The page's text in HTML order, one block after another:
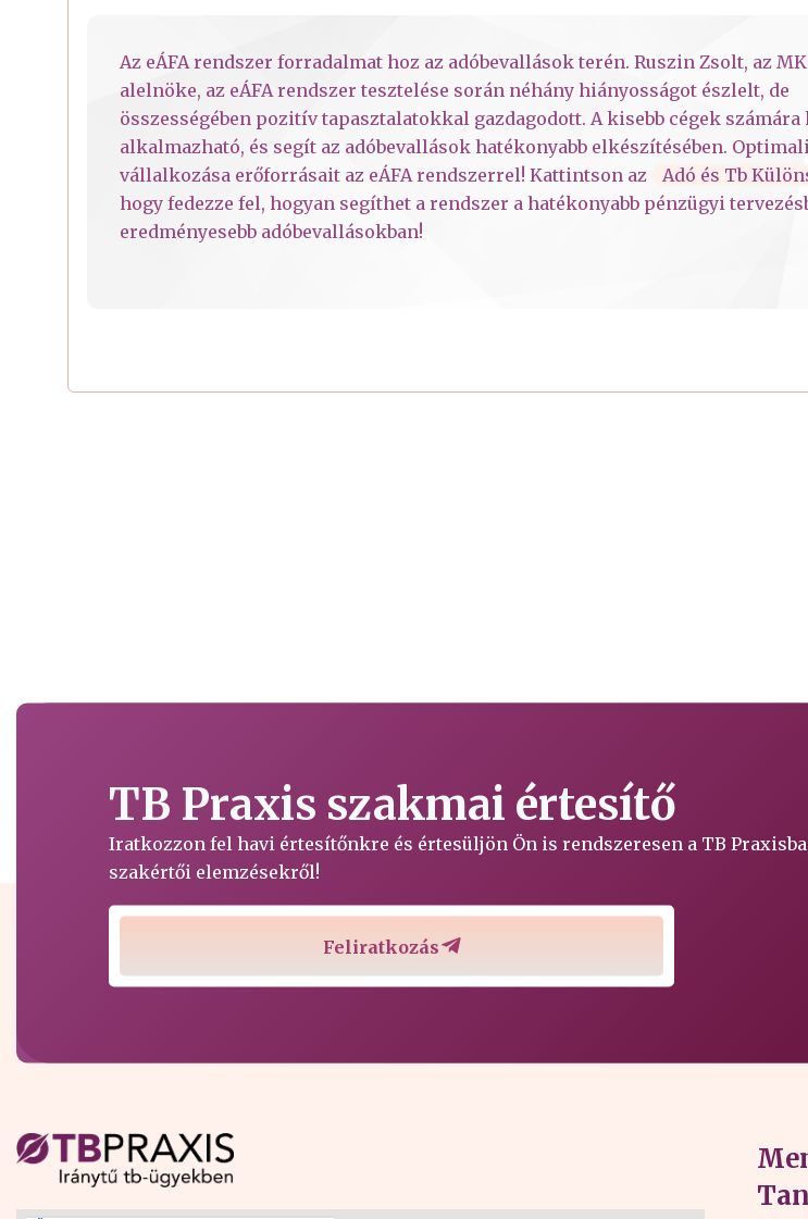
Az eÁFA rendszer forradalmat hoz az adóbevallások terén. Ruszin Zsolt, az
alelnöke, az eÁFA rendszer tesztelése során néhány hiányosságot észlelt, de
összességében pozitív tapasztalatokkal gazdagodott. A kisebb cégek számára
alkalmazható, és segít az adóbevallások hatékonyabb elkészítésében.
vállalkozása erőforrásait az eÁFA rendszerrel! Kattintson az
Adó és Tb
hogy fedezze fel, hogyan segíthet a rendszer a hatékonyabb pénzügyi
eredményesebb adóbevallásokban!
TB Praxis szakmai értesítő
Iratkozzon fel havi értesítőnkre és értesüljön Ön is rendszeresen a TB
szakértői elemzésekről!
Feliratkozás